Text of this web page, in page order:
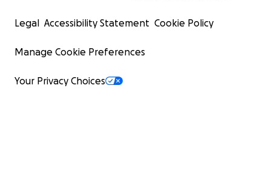
Legal Accessibility Statement Cookie Policy
Manage Cookie Preferences
Your Privacy Choices